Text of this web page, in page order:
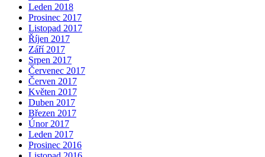
Leden 2018
Prosinec 2017
Listopad 2017
Říjen 2017
Září 2017
Srpen 2017
Červenec 2017
Červen 2017
Květen 2017
Duben 2017
Březen 2017
Únor 2017
Leden 2017
Prosinec 2016